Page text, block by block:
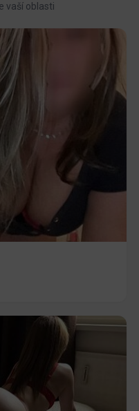
vaší oblasti